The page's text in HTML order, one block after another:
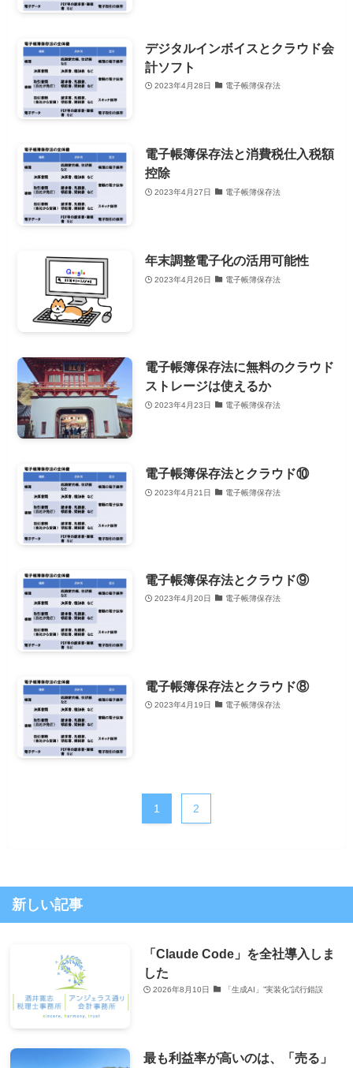
デジタルインボイスとクラウド会
計ソフト
2023年4月28日 電子帳簿保存法
電子帳簿保存法と消費税仕入税額
控除
2023年4月27日 電子帳簿保存法
年末調整電子化の活用可能性
2023年4月26日 電子帳簿保存法
電子帳簿保存法に無料のクラウド
ストレージは使えるか
2023年4月23日 電子帳簿保存法
電子帳簿保存法とクラウド⑩
2023年4月21日 電子帳簿保存法
電子帳簿保存法とクラウド⑨
2023年4月20日 電子帳簿保存法
電子帳簿保存法とクラウド⑧
2023年4月19日 電子帳簿保存法
1 2
新しい記事
「Claude Code」を全社導入しま
した
2026年8月10日 「生成AI」”実装化”試行錯誤
最も利益率が高いのは、「売る」